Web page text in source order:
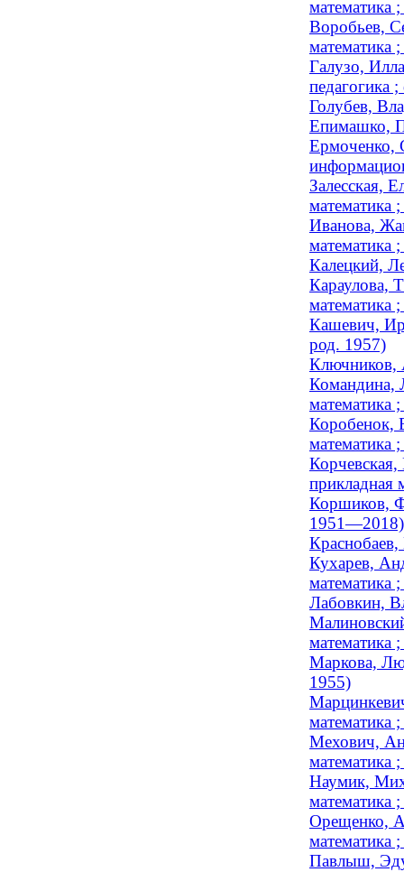
математика
Воробьев,
математика
Галузо,
педагогика
Голубев,
Епимашко,
Ермоченко,
Залесская,
математика
Иванова,
математика
Калецкий,
Караулова,
математика
Кашевич,
род. 1957)
Ключников,
Командина,
математика
Коробенок,
Корчевская,
прикладная
Коршиков,
1951—2018)
Краснобаев,
Кухарев,
математика
Лабовкин,
математика
Маркова,
1955)
математика
Мехович,
математика
Наумик,
математика
Орещенко,
математика
Павлыш,